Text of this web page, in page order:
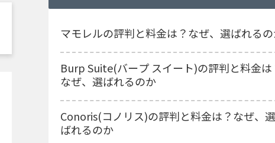
マモレルの評判と料金は？なぜ、選ばれる
Burp Suite(バープ スイート)の評判と料金は
なぜ、選ばれるのか
Conoris(コノリス)の評判と料金は？なぜ、選
ばれるのか